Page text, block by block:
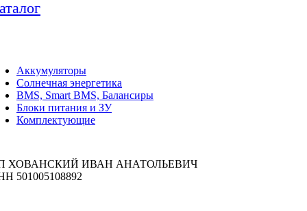
Аккумуляторы
Солнечная энергетика
BMS, Smart BMS, Балансиры
Блоки питания и ЗУ
Комплектующие
ХОВАНСКИЙ ИВАН АНАТОЛЬЕВИЧ
501005108892